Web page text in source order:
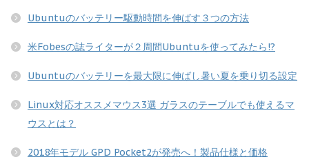
Ubuntuのバッテリー駆動時間を伸ばす３つの方法
米Fobesの誌ライターが２周間Ubuntuを使ってみたら!?
Ubuntuのバッテリーを最大限に伸ばし暑い夏を乗り切る設定
Linux対応オススメマウス3選 ガラスのテーブルでも使えるマ
ウスとは？
2018年モデル GPD Pocket2が発売へ！製品仕様と価格